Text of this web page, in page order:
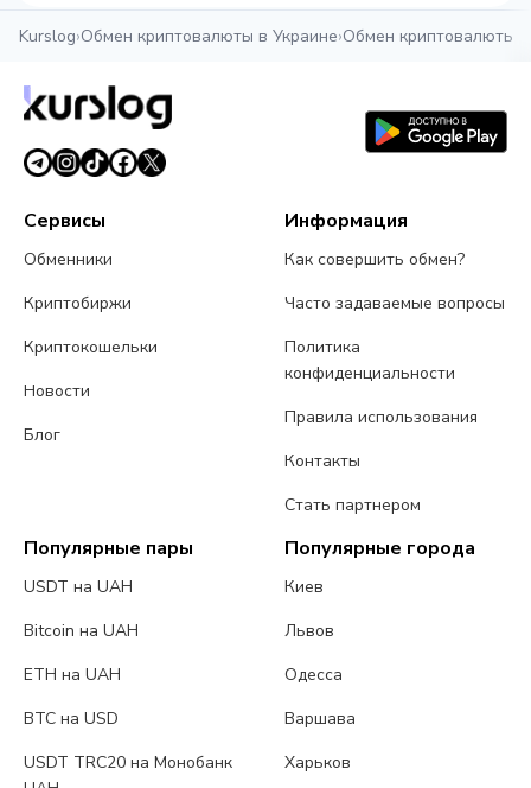
Kurslog›Обмен криптовалюты в Украине›Обмен криптовалюты
Сервисы
Обменники
Криптобиржи
Криптокошельки
Новости
Блог
Информация
Как совершить обмен?
Часто задаваемые вопросы
Политика
конфиденциальности
Правила использования
Контакты
Стать партнером
Популярные пары
USDT на UAH
Bitcoin на UAH
ETH на UAH
BTC на USD
USDT TRC20 на Монобанк
Популярные города
Киев
Львов
Одесса
Варшава
Харьков